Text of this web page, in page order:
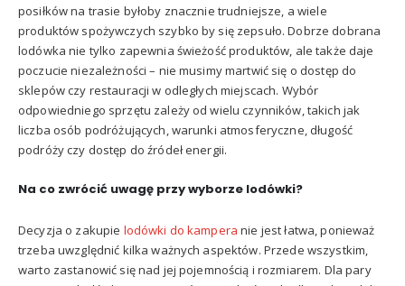
posiłków na trasie byłoby znacznie trudniejsze, a wiele
produktów spożywczych szybko by się zepsuło. Dobrze dobrana
lodówka nie tylko zapewnia świeżość produktów, ale także daje
poczucie niezależności – nie musimy martwić się o dostęp do
sklepów czy restauracji w odległych miejscach. Wybór
odpowiedniego sprzętu zależy od wielu czynników, takich jak
liczba osób podróżujących, warunki atmosferyczne, długość
podróży czy dostęp do źródeł energii.
Na co zwrócić uwagę przy wyborze lodówki?
Decyzja o zakupie lodówki do kampera nie jest łatwa, ponieważ
trzeba uwzględnić kilka ważnych aspektów. Przede wszystkim,
warto zastanowić się nad jej pojemnością i rozmiarem. Dla pary